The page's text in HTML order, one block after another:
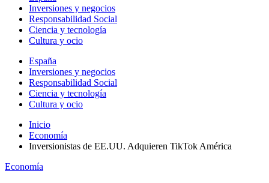
Inversiones y negocios
Responsabilidad Social
Ciencia y tecnología
Cultura y ocio
España
Inversiones y negocios
Responsabilidad Social
Ciencia y tecnología
Cultura y ocio
Inicio
Economía
Inversionistas de EE.UU. Adquieren TikTok América
Economía